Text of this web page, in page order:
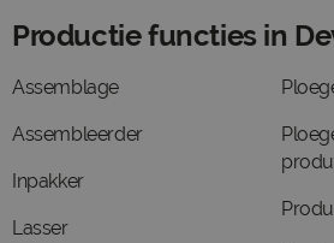
Productie functies in
Assemblage
Assembleerder
Inpakker
Lasser